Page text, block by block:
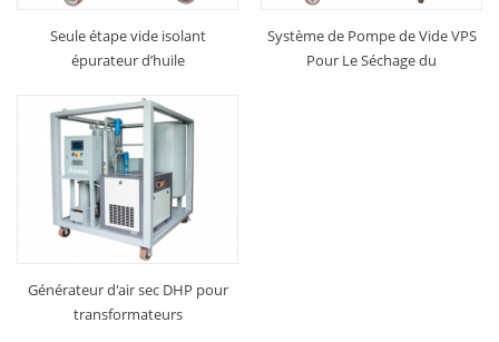
Seule étape vide isolant
épurateur d’huile
Système de Pompe de Vide VPS
Pour Le Séchage du
Générateur d'air sec DHP pour
transformateurs